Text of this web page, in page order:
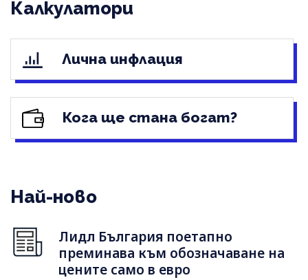
Калкулатори
Лична инфлация
Кога ще стана богат?
Най-ново
Лидл България поетапно
преминава към обозначаване на
цените само в евро